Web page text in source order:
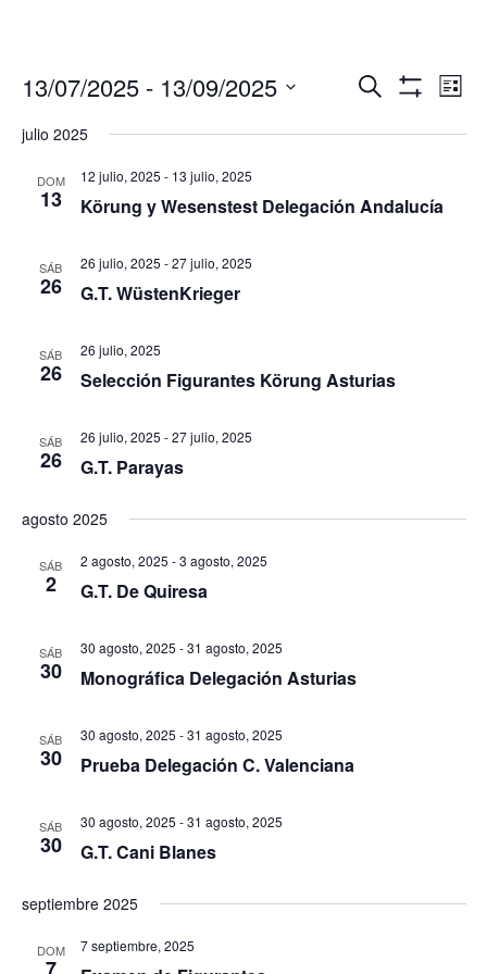
búsqueda
vistas
Buscar
de
Lista
13/07/2025 - 13/09/2025
fecha.
julio 2025
DOM
13
12 julio, 2025 - 13 julio, 2025
Körung y Wesenstest Delegación Andalucía
SÁB
26
26 julio, 2025 -27 julio, 2025
G.T. WüstenKrieger
SÁB
26
26 julio, 2025
Selección Figurantes Körung Asturias
SÁB
26
26 julio, 2025 -27 julio, 2025
G.T. Parayas
agosto 2025
SÁB
2
2 agosto, 2025 -3 agosto, 2025
G.T. De Quiresa
SÁB
30
30 agosto, 2025 -31 agosto, 2025
Monográfica Delegación Asturias
SÁB
30
30 agosto, 2025 -31 agosto, 2025
Prueba Delegación C. Valenciana
SÁB
30
30 agosto, 2025 -31 agosto, 2025
G.T. Cani Blanes
septiembre 2025
DOM 7 septiembre, 2025